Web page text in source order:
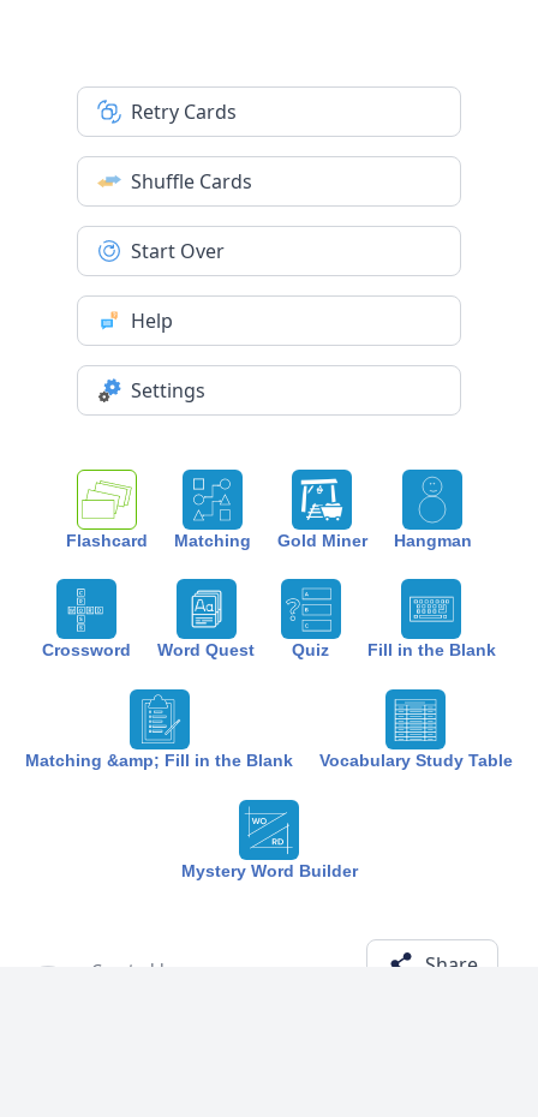
Flashcard Matching Gold Miner Hangman
Crossword Word Quest Quiz Fill in the Blank
Matching &amp; Fill in the Blank Vocabulary Study Table
Mystery Word Builder
Retry Cards
Shuffle Cards
Start Over
Help
Settings
Created by: Share